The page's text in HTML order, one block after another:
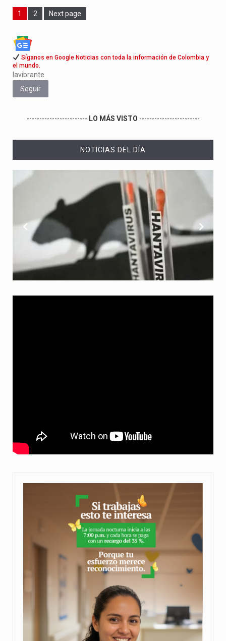
Page
1 Page
2 Next page
Síganos en Google Noticias con toda la información de Colombia y
el mundo.
lavibrante
Seguir
------------------------ LO MÁS VISTO ------------------------
NOTICIAS DEL DÍA